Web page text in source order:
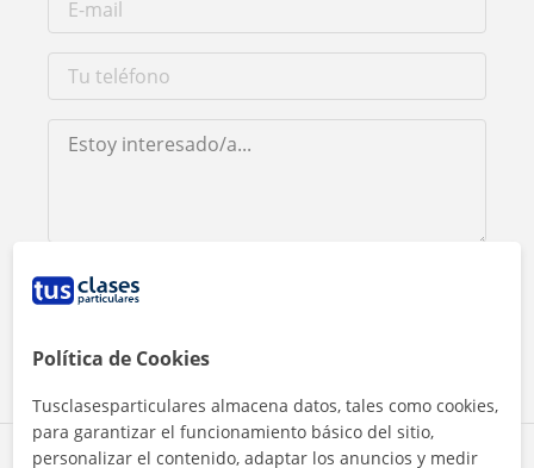
Al hacer clic, aceptas nuestro
Política de Cookies
Tusclasesparticulares almacena datos, tales como cookies,
para garantizar el funcionamiento básico del sitio,
personalizar el contenido, adaptar los anuncios y medir